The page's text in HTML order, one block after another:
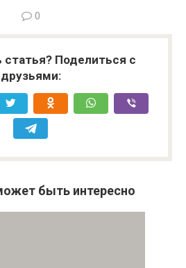
0
статья? Поделиться с
друзьями:
быть интересно